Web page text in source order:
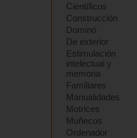
Científicos
Construcción
Dominó
De exterior
Estimulación
intelectual y
memoria
Familiares
Manualidades
Motrices
Muñecos
Ordenador